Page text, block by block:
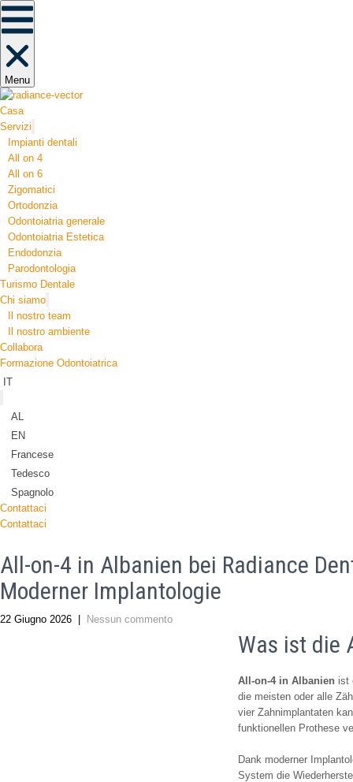
Menu
Casa
Servizi
Impianti dentali
All on 4
All on 6
Zigomatici
Ortodonzia​
Odontoiatria generale
Odontoiatria Estetica
Endodonzia
Parodontologia
Turismo Dentale
Chi siamo
Il nostro team
Il nostro ambiente
Collabora
Formazione Odontoiatrica
IT
AL
EN
Francese
Tedesco
Spagnolo
Contattaci
Contattaci
All-on-4 in Albanien bei Radiance
Moderner Implantologie
22 Giugno 2026 | Nessun commento
Was ist die
All-on-4 in Albanien ist
die meisten oder alle
vier Zahnimplantaten
funktionellen Prothese
Dank moderner
System die